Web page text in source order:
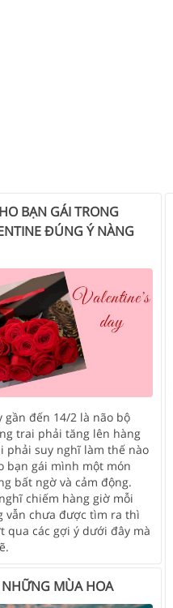
BẠN GÁI TRONG
ĐÚNG Ý NÀNG
gần đến 14/2 là não bộ
trai phải tăng lên hàng
phải suy nghĩ làm thế nào
bạn gái mình một món
bất ngờ và cảm động.
chiếm hàng giờ mỗi
vẫn chưa được tìm ra thì
qua các gợi ý dưới đây mà
MÙA HOA